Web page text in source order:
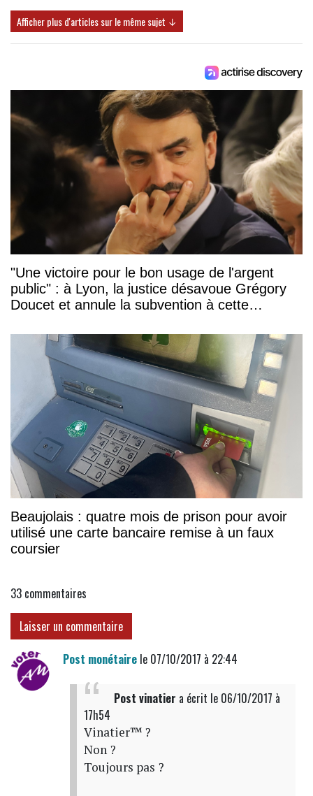
Afficher plus d'articles sur le même sujet ↓
"Une victoire pour le bon usage de l'argent
public" : à Lyon, la justice désavoue Grégory
Doucet et annule la subvention à cette
Beaujolais : quatre mois de prison pour avoir
utilisé une carte bancaire remise à un faux
coursier
33 commentaires
Laisser un commentaire
Post monétairele 07/10/2017 à 22:44
Post vinatier a écrit le 06/10/2017 à
17h54
Vinatier™ ?
Non ?
Toujours pas ?